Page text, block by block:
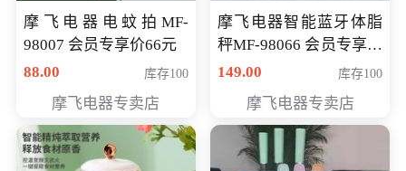
摩飞电器电蚊拍MF-
98007 会员专享价66元
88.00
库存100
摩飞电器专卖店
摩飞电器智能蓝牙体脂
秤MF-98066 会员专享价
98元
149.00 库存100
摩飞电器专卖店